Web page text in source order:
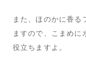
また、ほのかに香
ますので、こまめに
役立ちますよ。